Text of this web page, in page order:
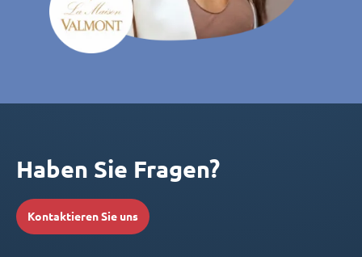
Haben Sie Fragen?
Kontaktieren Sie uns